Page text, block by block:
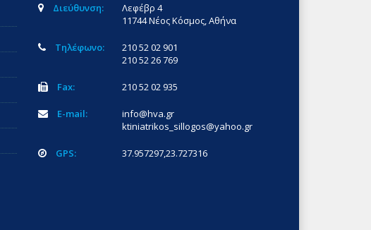
Διεύθυνση:
Λεφέβρ 4
11744 Νέος Κόσμος, Αθήνα
Τηλέφωνο:
210 52 02 901
210 52 26 769
Fax: 210 52 02 935
E-mail:
info@hva.gr
ktiniatrikos_sillogos@yahoo.gr
GPS: 37.957297,23.727316